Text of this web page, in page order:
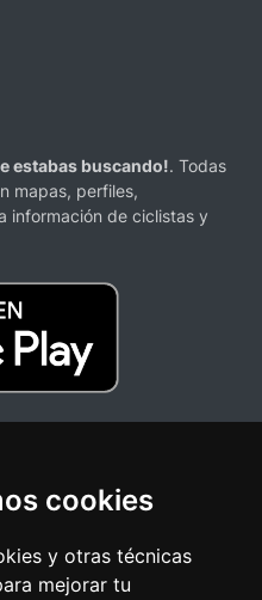
cookies
y otras técnicas
mejorar tu
estabas buscando!. Todas
mapas, perfiles,
información de ciclistas y